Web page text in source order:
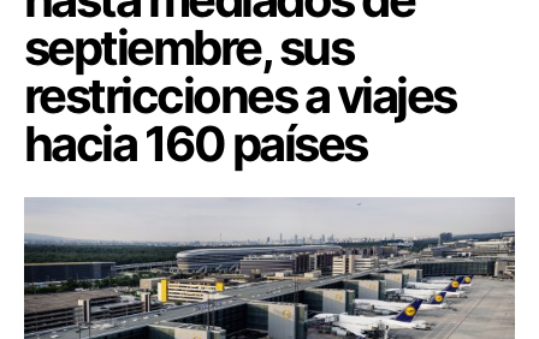
septiembre, sus
restricciones a viajes
hacia 160 países